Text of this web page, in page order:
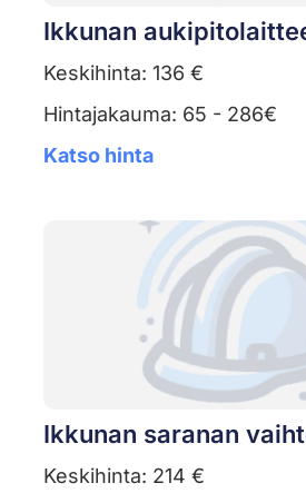
Ikkunan
Keskihinta: 136 €
Hintajakauma: 65 - 286€
Katso hinta
Ikkunan saranan
Keskihinta: 214 €